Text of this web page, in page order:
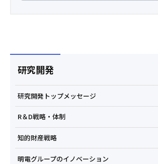
研究開発
研究開発トップメッセージ
R＆D戦略・体制
知的財産戦略
明電グループのイノベーション